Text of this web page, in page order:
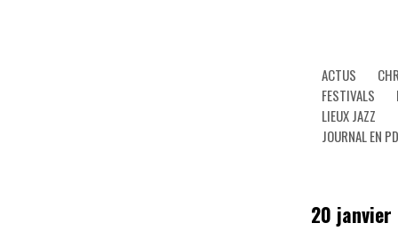
ACTUS
FESTIVALS
LIEUX JAZZ
JOURNAL EN
20 janvier